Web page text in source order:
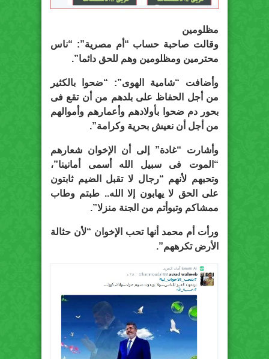
مظلومين
وقالت صاحبة حساب “أم مصرية”: “ناس
محترمين ومظلومين وهم للحق دائما”.
وأضافت “شامية الهوى”: “ضحوا بالكثير
من أجل الحفاظ على بلدهم من أن تقع فى
بحور دم ضحوا بأولادهم وأعمارهم وأموالهم
من أجل أن نعيش بحرية وكرامة”.
وأشارت “غادة” إلى أن الإخوان شعارهم
“الموت فى سبيل الله أسمى أمانينا”،
وتحبهم لأنهم “رجال لا تقبل الضيم ثابتون
على الحق لا يهابون إلا الله.. طبتم وطاب
ممشاكم وتبوأتم من الجنة منزلا”.
ورأت أم محمد أنها تحب الإخوان “لأن حثالة
الأرض تكرههم”.